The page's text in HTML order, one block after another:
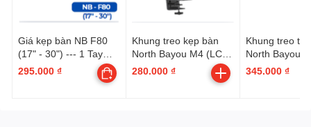
Giá kẹp bàn NB F80
(17" - 30") --- 1 Tay
đòn cong, xoay màn
360 độ, Qui cách đóng
295.000 ₫
Khung treo kẹp bàn
North Bayou M4 (LCD
từ 17" tới 30") --- 1 Tay
đòn thẳng, xoay màn
280.000 ₫
Khung treo
North Bayou
từ 17" tới 35")
345.000 ₫